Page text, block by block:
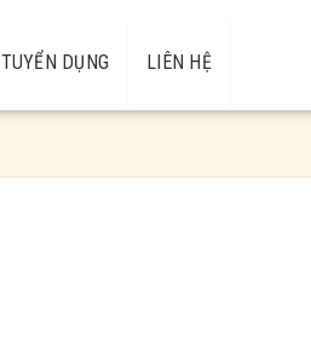
TUYỂN DỤNG LIÊN HỆ